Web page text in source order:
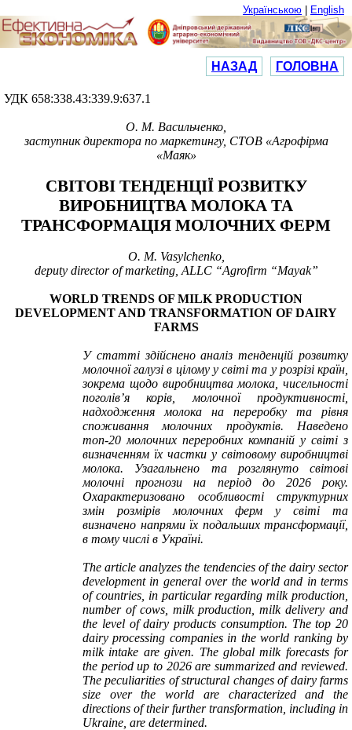
Українською English
НАЗАД ГОЛОВНА
УДК 658:338.43:339.9:637.1
О. М. Васильченко,
заступник директора по маркетингу, СТОВ «Агрофірма
«Маяк»
СВІТОВІ ТЕНДЕНЦІЇ РОЗВИТКУ
ВИРОБНИЦТВА МОЛОКА ТА
ТРАНСФОРМАЦІЯ МОЛОЧНИХ ФЕРМ
O. M. Vasylchenko,
deputy director of marketing, ALLC “Agrofirm “Mayak”
WORLD TRENDS OF MILK PRODUCTION
DEVELOPMENT AND TRANSFORMATION OF DAIRY
FARMS
У статті здійснено аналіз тенденцій розвитку
молочної галузі в цілому у світі та у розрізі країн,
зокрема щодо виробництва молока, чисельності
поголів’я корів, молочної продуктивності,
надходження молока на переробку та рівня
споживання молочних продуктів. Наведено
топ-20 молочних переробних компаній у світі з
визначенням їх частки у світовому виробництві
молока. Узагальнено та розглянуто світові
молочні прогнози на період до 2026 року.
Охарактеризовано особливості структурних
змін розмірів молочних ферм у світі та
визначено напрями їх подальших трансформації,
в тому числі в Україні.
The article analyzes the tendencies of the dairy sector
development in general over the world and in terms
ofcountries, in particular regarding milk production,
number of cows, milk production, milk delivery and
the level of dairy products consumption. The top 20
dairy processing companies in the world ranking by
milk intake are given. The global milk forecasts for
the period up to 2026 are summarized and reviewed.
The peculiarities of structural changes of dairy farms
size over the world are characterized and the
directions of their further transformation, including in
Ukraine, are determined.